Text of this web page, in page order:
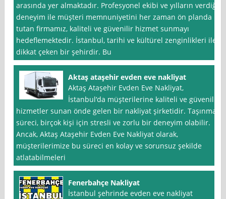
arasında yer almaktadır. Profesyonel ekibi ve yılların verdiği
deneyim ile müşteri memnuniyetini her zaman ön planda
tutan firmamız, kaliteli ve güvenilir hizmet sunmayı
hedeflemektedir. İstanbul, tarihi ve kültürel zenginlikleri ile
dikkat çeken bir şehirdir. Bu
Aktaş ataşehir evden eve nakliyat
Aktaş Ataşehir Evden Eve Nakliyat,
İstanbul‘da müşterilerine kaliteli ve güvenilir
hizmetler sunan önde gelen bir nakliyat şirketidir. Taşınma
süreci, birçok kişi için stresli ve zorlu bir deneyim olabilir.
Ancak, Aktaş Ataşehir Evden Eve Nakliyat olarak,
müşterilerimize bu süreci en kolay ve sorunsuz şekilde
atlatabilmeleri
Fenerbahçe Nakliyat
İstanbul şehrinde evden eve nakliyat